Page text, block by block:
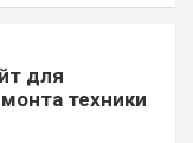
для
техники